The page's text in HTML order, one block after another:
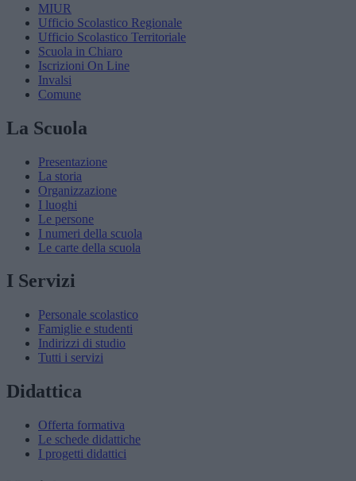
MIUR
Ufficio Scolastico Regionale
Ufficio Scolastico Territoriale
Scuola in Chiaro
Iscrizioni On Line
Invalsi
Comune
La Scuola
Presentazione
La storia
Organizzazione
I luoghi
Le persone
I numeri della scuola
Le carte della scuola
I Servizi
Personale scolastico
Famiglie e studenti
Indirizzi di studio
Tutti i servizi
Didattica
Offerta formativa
Le schede didattiche
I progetti didattici